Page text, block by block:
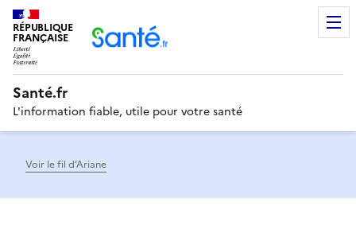
RÉPUBLIQUE
FRANÇAISE
Santé.fr
L'information fiable, utile pour votre santé
Voir le fil d’Ariane